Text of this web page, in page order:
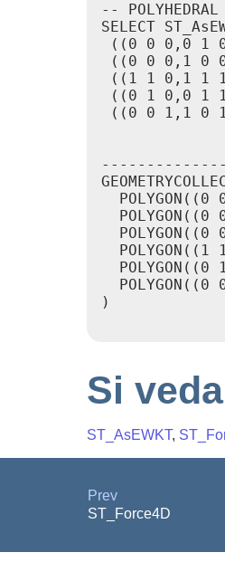
--
SELECT
((0 0 0,0 1
((0 0 0,1 0
((1 1 0,1 1
((0 1 0,0 1
((0 0 1,1 0
POLYGON((0
POLYGON((0
POLYGON((0
POLYGON((1
POLYGON((0
POLYGON((0
)
Si
ST_AsEWKT,
Prev
ST_Force4D